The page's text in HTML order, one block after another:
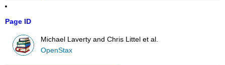
Page ID
Michael Laverty and Chris Littel et al.
OpenStax